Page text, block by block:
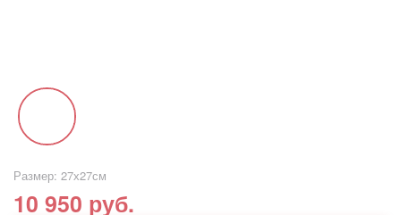
Размер: 27х27см
10 950 руб.